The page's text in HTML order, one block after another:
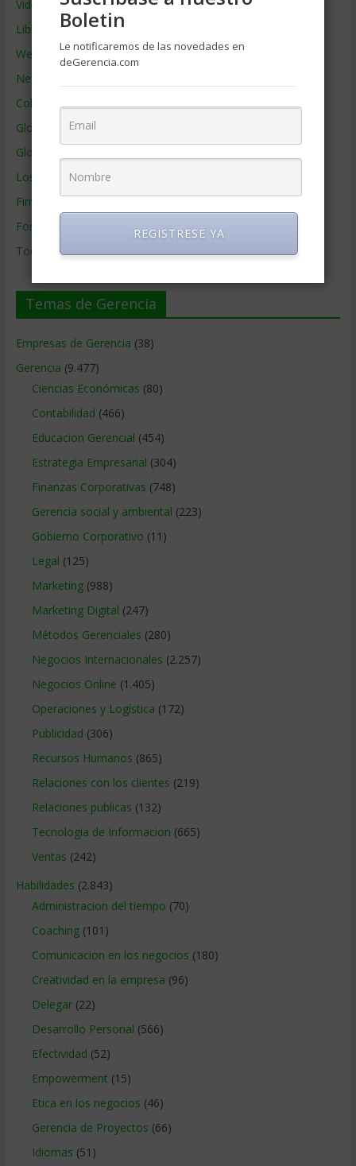
Videos de Gerencia
Libros de Gerencia
Webs de Gerencia
Negocios por País
Colaboradores de Gerencia
Glosario
Glosario Inglés – Español
Los mejores MBA
Firmas de Gerencia
Formación de Gerencia
Todos los Temas
Temas de Gerencia
Empresas de Gerencia (38)
Gerencia (9.477)
Ciencias Económicas (80)
Contabilidad (466)
Educacion Gerencial (454)
Estrategia Empresarial (304)
Finanzas Corporativas (748)
Gerencia social y ambiental (223)
Gobierno Corporativo (11)
Legal (125)
Marketing(988)
Marketing Digital (247)
Métodos Gerenciales (280)
Negocios Internacionales (2.257)
Negocios Online (1.405)
Operaciones y Logística (172)
Publicidad (306)
Recursos Humanos (865)
Relaciones con los clientes (219)
Relaciones publicas (132)
Tecnologia de Informacion (665)
Ventas (242)
Habilidades (2.843)
Administracion del tiempo (70)
Coaching(101)
Comunicacion en los negocios (180)
Creatividad en la empresa (96)
Delegar(22)
Desarrollo Personal (566)
Efectividad (52)
Empowerment (15)
Etica en los negocios (46)
Gerencia de Proyectos (66)
Idiomas (51)
Boletin
Le notificaremos de las novedades en
deGerencia.com
REGISTRESE YA